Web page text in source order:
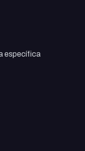
específica